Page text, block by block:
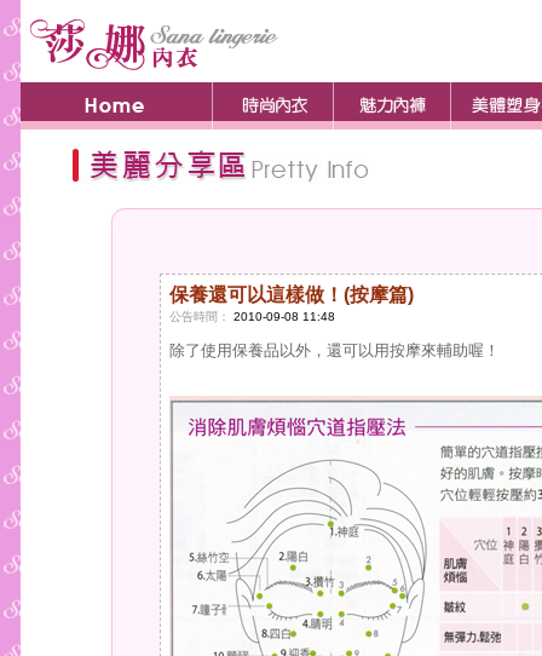
保養還可以這樣做！(按摩篇)
公告時間： 2010-09-08 11:48
除了使用保養品以外，還可以用按摩來輔助喔！